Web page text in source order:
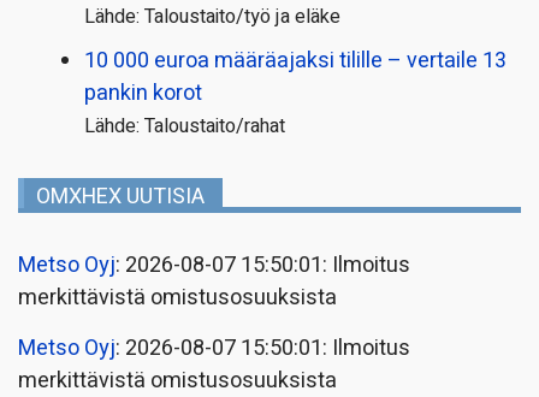
Lähde: Taloustaito/työ ja eläke
10 000 euroa määräajaksi tilille – vertaile 13
pankin korot
Lähde: Taloustaito/rahat
OMXHEX UUTISIA
Metso Oyj: 2026-08-07 15:50:01: Ilmoitus
merkittävistä omistusosuuksista
Metso Oyj: 2026-08-07 15:50:01: Ilmoitus
merkittävistä omistusosuuksista